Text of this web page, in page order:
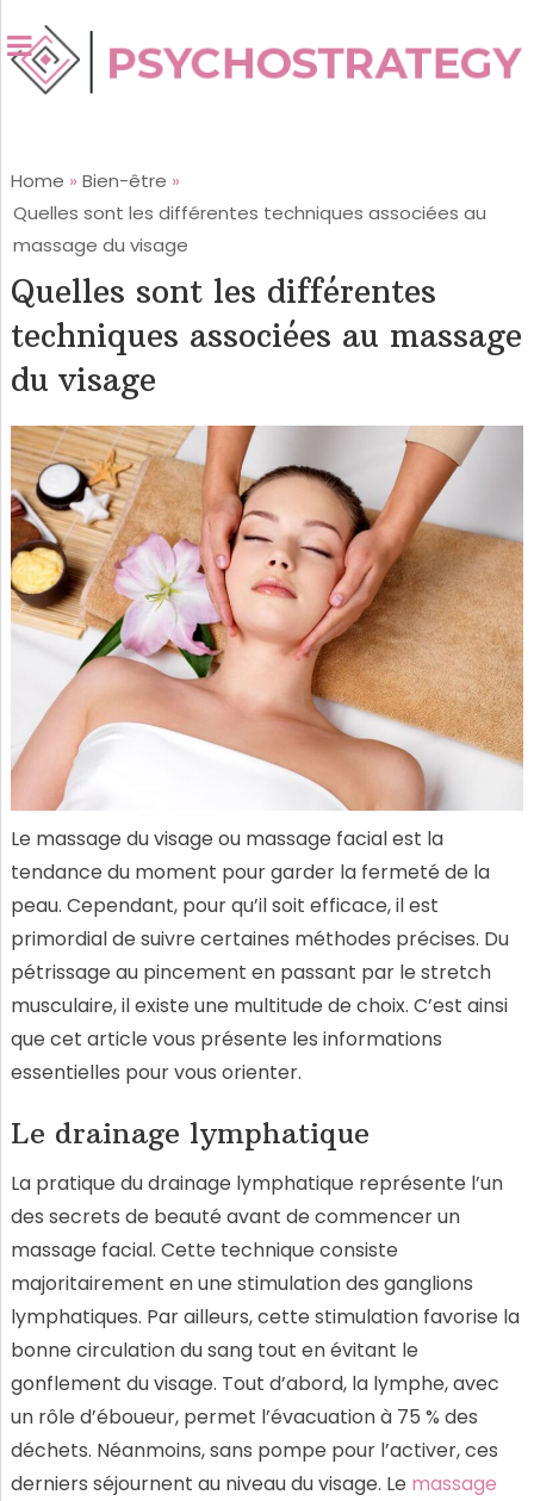
Home » Bien-être »
Quelles sont les différentes techniques associées au
massage du visage
Quelles sont les différentes
techniques associées au massage
du visage
Le massage du visage ou massage facial est la
tendance du moment pour garder la fermeté de la
peau. Cependant, pour qu’il soit efficace, il est
primordial de suivre certaines méthodes précises. Du
pétrissage au pincement en passant par le stretch
musculaire, il existe une multitude de choix. C’est ainsi
que cet article vous présente les informations
essentielles pour vous orienter.
Le drainage lymphatique
La pratique du drainage lymphatique représente l’un
des secrets de beauté avant de commencer un
massage facial. Cette technique consiste
majoritairement en une stimulation des ganglions
lymphatiques. Par ailleurs, cette stimulation favorise la
bonne circulation du sang tout en évitant le
gonflement du visage. Tout d’abord, la lymphe, avec
un rôle d’éboueur, permet l’évacuation à 75 % des
déchets. Néanmoins, sans pompe pour l’activer, ces
derniers séjournent au niveau du visage. Le massage